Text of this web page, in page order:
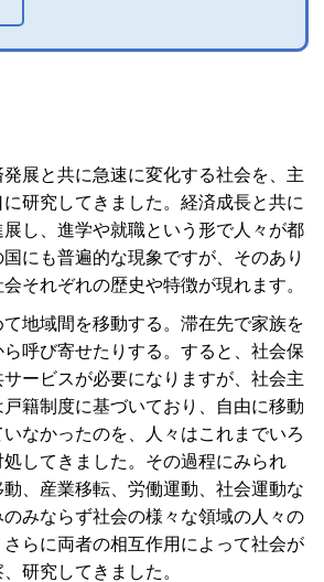
展と共に急速に変化する社会を、主
研究してきました。経済成長と共に
し、進学や就職という形で人々が都
にも普遍的な現象ですが、そのあり
それぞれの歴史や特徴が現れます。
地域間を移動する。滞在先で家族を
呼び寄せたりする。すると、社会保
ービスが必要になりますが、社会主
籍制度に基づいており、自由に移動
なかったのを、人々はこれまでいろ
してきました。その過程にみられ
、産業移転、労働運動、社会運動な
みならず社会の様々な領域の人々の
らに両者の相互作用によって社会が
研究してきました。